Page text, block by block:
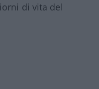
di vita del